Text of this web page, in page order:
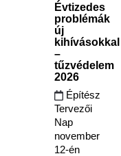
Évtizedes
problémák
új
kihívásokkal
–
tűzvédelem
2026
Építész
Tervezői
Nap
november
12-én